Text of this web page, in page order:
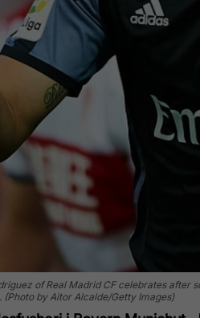
of Real Madrid CF celebrates
(Photo by Aitor Alcalde/Getty Images)